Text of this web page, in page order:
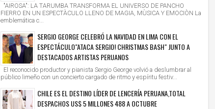
"AIROSA": LA TARUMBA TRANSFORMA EL UNIVERSO DE PANCHO
FIERRO EN UN ESPECTÀCULO LLENO DE MAGIA, MÙSICA Y EMOCIÒN La
emblemática c...
SERGIO GEORGE CELEBRÓ LA NAVIDAD EN LIMA CON EL
ESPECTÁCULO"ATACA SERGIO! CHRISTMAS BASH" JUNTO A
DESTACADOS ARTISTAS PERUANOS
El reconocido productor y pianista Sergio George volvió a deslumbrar al
público limeño con un concierto cargado de ritmo y espíritu festiv...
CHILE ES EL DESTINO LÍDER DE LENCERÍA PERUANA,TOTAL
DESPACHOS US$ 5 MILLONES 488 A OCTUBRE